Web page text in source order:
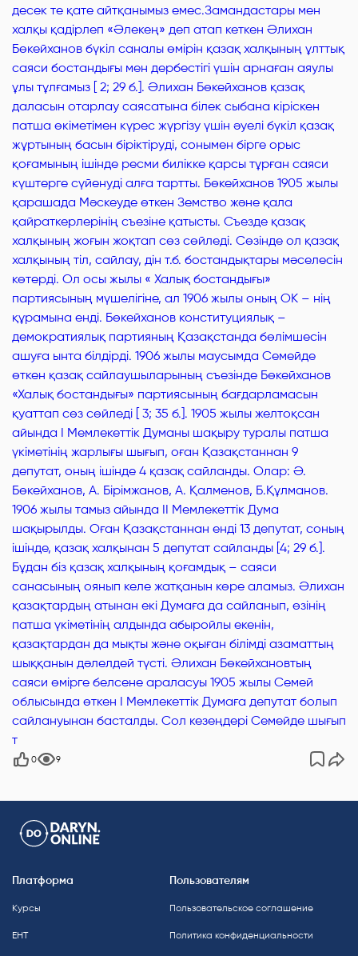
десек те қате айтқанымыз емес.Замандастары мен
халқы қадірлеп «Әлекең» деп атап кеткен Әлихан
Бөкейханов бүкіл саналы өмірін қазақ халқының ұлттық
саяси бостандығы мен дербестігі үшін арнаған аяулы
ұлы тұлғамыз [ 2; 29 б.]. Әлихан Бөкейханов қазақ
даласын отарлау саясатына білек сыбана кіріскен
патша өкіметімен күрес жүргізу үшін әуелі бүкіл қазақ
жұртының басын біріктіруді, сонымен бірге орыс
қоғамының ішінде ресми билікке қарсы тұрған саяси
күштерге сүйенуді алға тартты. Бөкейханов 1905 жылы
қарашада Мәскеуде өткен Земство және қала
қайраткерлерінің съезіне қатысты. Съезде қазақ
халқының жоғын жоқтап сөз сөйледі. Сөзінде ол қазақ
халқының тіл, сайлау, дін т.б. бостандықтары мәселесін
көтерді. Ол осы жылы « Халық бостандығы»
партиясының мүшелігіне, ал 1906 жылы оның ОК – нің
құрамына енді. Бөкейханов конституциялық –
демократиялық партияның Қазақстанда бөлімшесін
ашуға ынта білдірді. 1906 жылы маусымда Семейде
өткен қазақ сайлаушыларының съезінде Бөкейханов
«Халық бостандығы» партиясының бағдарламасын
қуаттап сөз сөйледі [ 3; 35 б.]. 1905 жылы желтоқсан
айында I Мемлекеттік Думаны шақыру туралы патша
үкіметінің жарлығы шығып, оған Қазақстаннан 9
депутат, оның ішінде 4 қазақ сайланды. Олар: Ә.
Бөкейханов, А. Бірімжанов, А. Қалменов, Б.Құлманов.
1906 жылы тамыз айында II Мемлекеттік Дума
шақырылды. Оған Қазақстаннан енді 13 депутат, соның
ішінде, қазақ халқынан 5 депутат сайланды [4; 29 б.].
Бұдан біз қазақ халқының қоғамдық – саяси
санасының оянып келе жатқанын көре аламыз. Әлихан
қазақтардың атынан екі Думаға да сайланып, өзінің
патша үкіметінің алдында абыройлы екенін,
қазақтардан да мықты және оқыған білімді азаматтың
шыққанын дәлелдей түсті. Әлихан Бөкейхановтың
саяси өмірге белсене араласуы 1905 жылы Семей
облысында өткен I Мемлекеттік Думаға депутат болып
сайлануынан басталды. Сол кезеңдері Семейде шығып
т
0 9
Платформа
Курсы
ЕНТ
Пользователям
Пользовательское соглашение
Политика конфиденциальности